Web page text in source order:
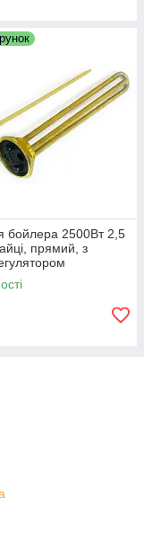
бойлера 2500Вт 2,5
прямий, з